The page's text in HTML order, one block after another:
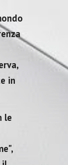
in
le